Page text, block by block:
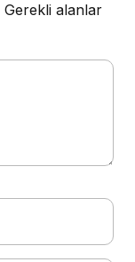
Gerekli alanlar